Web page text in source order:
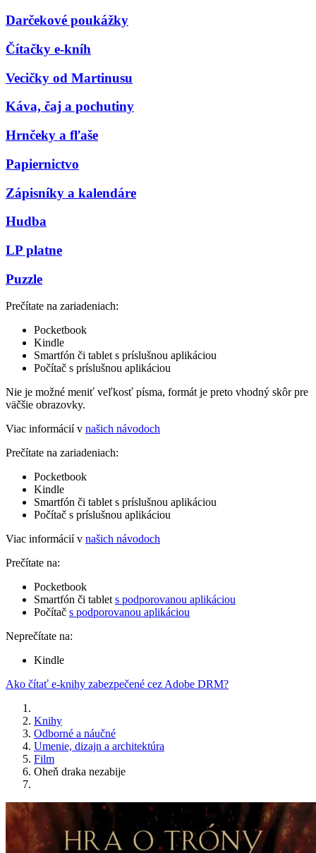
Darčekové poukážky
Čítačky e-kníh
Vecičky od Martinusu
Káva, čaj a pochutiny
Hrnčeky a fľaše
Papiernictvo
Zápisníky a kalendáre
Hudba
LP platne
Puzzle
Prečítate na zariadeniach:
Pocketbook
Kindle
Smartfón či tablet s príslušnou aplikáciou
Počítač s príslušnou aplikáciou
Nie je možné meniť veľkosť písma, formát je preto vhodný skôr pre
väčšie obrazovky.
Viac informácií v našich návodoch
Prečítate na zariadeniach:
Pocketbook
Kindle
Smartfón či tablet s príslušnou aplikáciou
Počítač s príslušnou aplikáciou
Viac informácií v našich návodoch
Prečítate na:
Pocketbook
Smartfón či tablet s podporovanou aplikáciou
Počítač s podporovanou aplikáciou
Neprečítate na:
Kindle
Ako čítať e-knihy zabezpečené cez Adobe DRM?
Knihy
Odborné a náučné
Umenie, dizajn a architektúra
Film
Oheň draka nezabije